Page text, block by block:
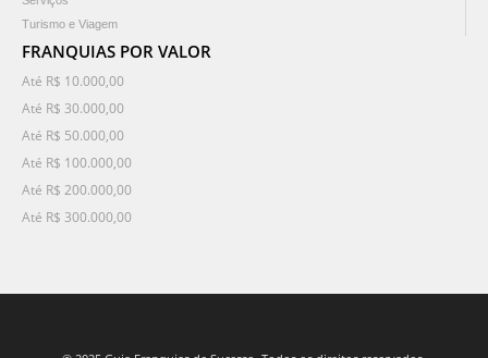
Turismo e Viagem
FRANQUIAS POR VALOR
Até R$ 10.000,00
Até R$ 30.000,00
Até R$ 50.000,00
Até R$ 100.000,00
Até R$ 200.000,00
Até R$ 300.000,00